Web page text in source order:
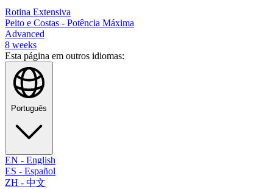
Rotina Extensiva
Peito e Costas - Potência Máxima
Advanced
8 weeks
Esta página em outros idiomas:
Português
EN - English
ES - Español
ZH - 中文